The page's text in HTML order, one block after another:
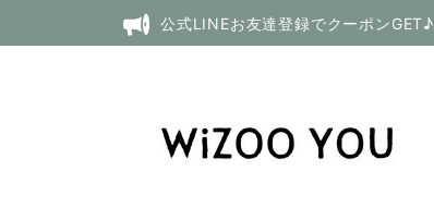
公式LINEお友達登録でクーポンGET♪